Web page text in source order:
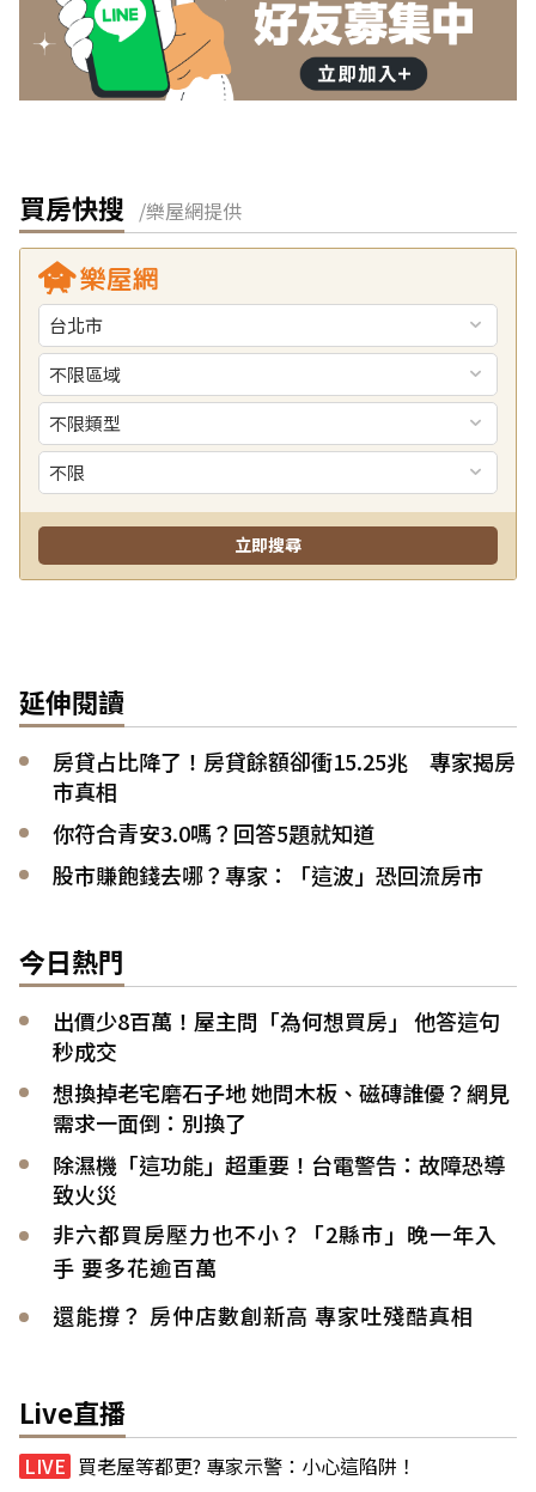
買房快搜 /樂屋網提供
延伸閱讀
房貸占比降了！房貸餘額卻衝15.25兆 專家揭房
市真相
你符合青安3.0嗎？回答5題就知道
股市賺飽錢去哪？專家：「這波」恐回流房市
今日熱門
出價少8百萬！屋主問「為何想買房」 他答這句
秒成交
想換掉老宅磨石子地 她問木板、磁磚誰優？網見
需求一面倒：別換了
除濕機「這功能」超重要！台電警告：故障恐導
致火災
非六都買房壓力也不小？「2縣市」晚一年入
手 要多花逾百萬
還能撐？ 房仲店數創新高 專家吐殘酷真相
Live直播
買老屋等都更? 專家示警：小心這陷阱！